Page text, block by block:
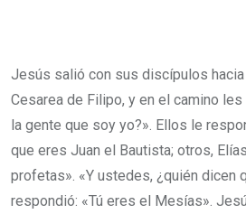
Jesús salió con sus discípulos
Cesarea de Filipo, y en el camino
la gente que soy yo?». Ellos le
que eres Juan el Bautista; otros,
profetas». «Y ustedes, ¿quién dicen
respondió: «Tú eres el Mesías».